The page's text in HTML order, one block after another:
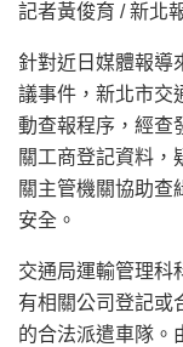
記者黃俊育 / 新北
針對近日媒體報導
議事件，新北市交
動查報程序，經查
關工商登記資料，
關主管機關協助查
安全。
交通局運輸管理科
有相關公司登記或
的合法派遣車隊。